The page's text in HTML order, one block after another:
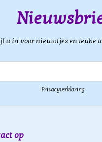
u in voor nieuwtjes en leuke
Privacyverklaring
op